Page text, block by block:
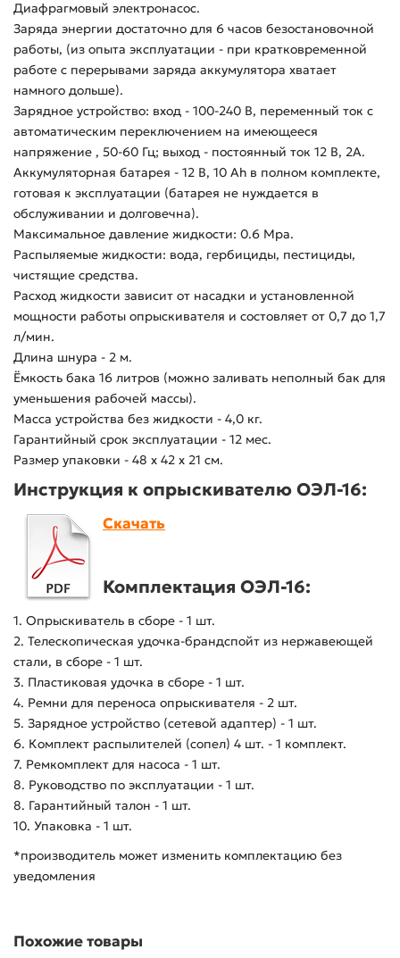
Диафрагмовый электронасос.
Заряда энергии достаточно для 6 часов безостановочной
работы, (из опыта эксплуатации - при кратковременной
работе с перерывами заряда аккумулятора хватает
намного дольше).
Зарядное устройство: вход - 100-240 В, переменный ток с
автоматическим переключением на имеющееся
напряжение , 50-60 Гц; выход - постоянный ток 12 В, 2А.
Аккумуляторная батарея - 12 В, 10 Аh в полном комплекте,
готовая к эксплуатации (батарея не нуждается в
обслуживании и долговечна).
Максимальное давление жидкости: 0.6 Mpa.
Распыляемые жидкости: вода, гербициды, пестициды,
чистящие средства.
Расход жидкости зависит от насадки и установленной
мощности работы опрыскивателя и состовляет от 0,7 до 1,7
л/мин.
Длина шнура - 2 м.
Ёмкость бака 16 литров (можно заливать неполный бак для
уменьшения рабочей массы).
Масса устройства без жидкости - 4,0 кг.
Гарантийный срок эксплуатации - 12 мес.
Размер упаковки - 48 х 42 х 21 см.
Инструкция к опрыскивателю ОЭЛ-16:
Скачать
Комплектация ОЭЛ-16:
1. Опрыскиватель в сборе - 1 шт.
2. Телескопическая удочка-брандспойт из нержавеющей
стали, в сборе - 1 шт.
3. Пластиковая удочка в сборе - 1 шт.
4. Ремни для переноса опрыскивателя - 2 шт.
5. Зарядное устройство (сетевой адаптер) - 1 шт.
6. Комплект распылителей (сопел) 4 шт. - 1 комплект.
7. Ремкомплект для насоса - 1 шт.
8. Руководство по эксплуатации - 1 шт.
8. Гарантийный талон - 1 шт.
10. Упаковка - 1 шт.
*производитель может изменить комплектацию без
уведомления
Похожие товары